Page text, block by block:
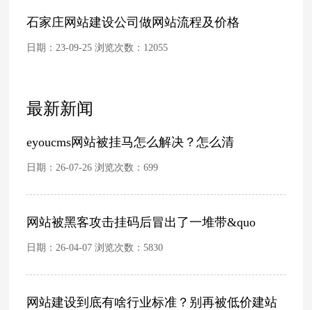
石家庄网站建设公司做网站流程及价格
日期：23-09-25 浏览次数： 12055
最新新闻
eyoucms网站被挂马怎么解决？怎么清
日期：26-07-26 浏览次数：699
网站被黑客攻击挂码后冒出了一堆带&quo
日期：26-04-07 浏览次数：5830
网站建设到底有啥行业标准？别再被低价建站